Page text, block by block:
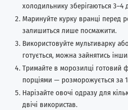
холодильнику зберігаються 3–4
Маринуйте курку вранці перед
залишиться лише посмажити.
Використовуйте мультиварку
готується, можна зайнятись
Тримайте в морозилці готовий
порціями — розморожується за
Нарізайте овочі одразу для
двічі використав.